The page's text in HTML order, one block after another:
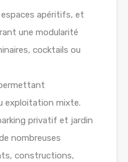
espaces apéritifs, et
une modularité
cocktails ou
exploitation mixte.
privatif et jardin
nombreuses
constructions,